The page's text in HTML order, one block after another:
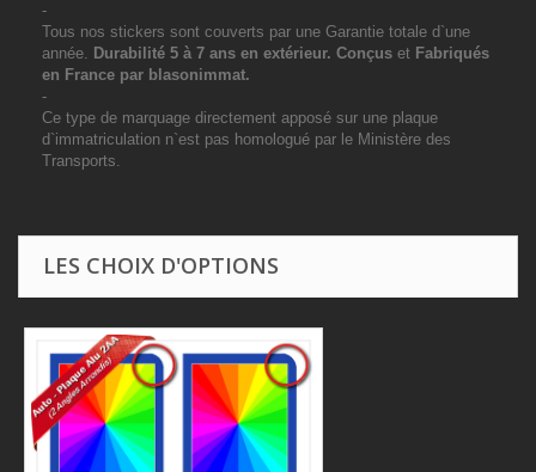
-
Tous nos stickers sont couverts par une Garantie totale d`une
année. Durabilité 5 à 7 ans en extérieur. Conçus et Fabriqués
en France par blasonimmat.
-
Ce type de marquage directement apposé sur une plaque
d`immatriculation n`est pas homologué par le Ministère des
Transports.
LES CHOIX D'OPTIONS